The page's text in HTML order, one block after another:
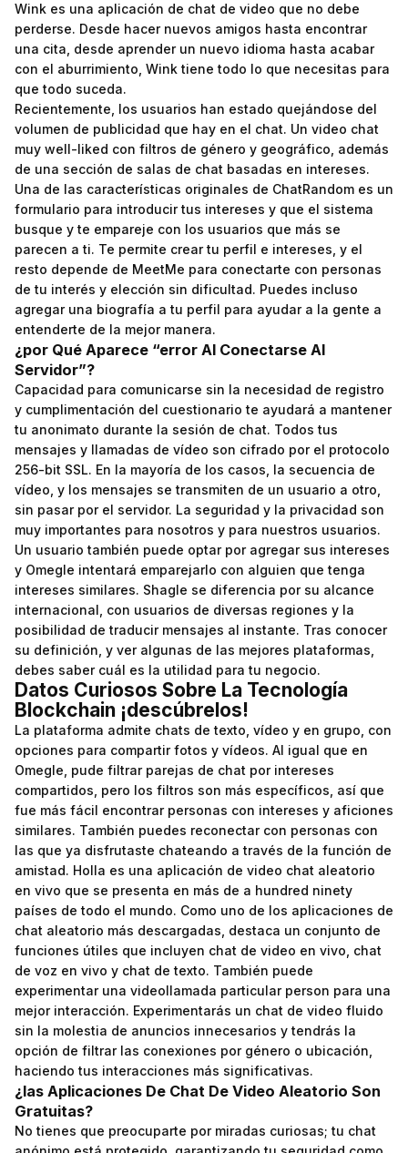
Wink es una aplicación de chat de video que no debe
perderse. Desde hacer nuevos amigos hasta encontrar
una cita, desde aprender un nuevo idioma hasta acabar
con el aburrimiento, Wink tiene todo lo que necesitas para
que todo suceda.
Recientemente, los usuarios han estado quejándose del
volumen de publicidad que hay en el chat. Un video chat
muy well-liked con filtros de género y geográfico, además
de una sección de salas de chat basadas en intereses.
Una de las características originales de ChatRandom es un
formulario para introducir tus intereses y que el sistema
busque y te empareje con los usuarios que más se
parecen a ti. Te permite crear tu perfil e intereses, y el
resto depende de MeetMe para conectarte con personas
de tu interés y elección sin dificultad. Puedes incluso
agregar una biografía a tu perfil para ayudar a la gente a
entenderte de la mejor manera.
¿por Qué Aparece “error Al Conectarse Al
Servidor”?
Capacidad para comunicarse sin la necesidad de registro
y cumplimentación del cuestionario te ayudará a mantener
tu anonimato durante la sesión de chat. Todos tus
mensajes y llamadas de vídeo son cifrado por el protocolo
256-bit SSL. En la mayoría de los casos, la secuencia de
vídeo, y los mensajes se transmiten de un usuario a otro,
sin pasar por el servidor. La seguridad y la privacidad son
muy importantes para nosotros y para nuestros usuarios.
Un usuario también puede optar por agregar sus intereses
y Omegle intentará emparejarlo con alguien que tenga
intereses similares. Shagle se diferencia por su alcance
internacional, con usuarios de diversas regiones y la
posibilidad de traducir mensajes al instante. Tras conocer
su definición, y ver algunas de las mejores plataformas,
debes saber cuál es la utilidad para tu negocio.
Datos Curiosos Sobre La Tecnología
Blockchain ¡descúbrelos!
La plataforma admite chats de texto, vídeo y en grupo, con
opciones para compartir fotos y vídeos. Al igual que en
Omegle, pude filtrar parejas de chat por intereses
compartidos, pero los filtros son más específicos, así que
fue más fácil encontrar personas con intereses y aficiones
similares. También puedes reconectar con personas con
las que ya disfrutaste chateando a través de la función de
amistad. Holla es una aplicación de video chat aleatorio
en vivo que se presenta en más de a hundred ninety
países de todo el mundo. Como uno de los aplicaciones de
chat aleatorio más descargadas, destaca un conjunto de
funciones útiles que incluyen chat de video en vivo, chat
de voz en vivo y chat de texto. También puede
experimentar una videollamada particular person para una
mejor interacción. Experimentarás un chat de video fluido
sin la molestia de anuncios innecesarios y tendrás la
opción de filtrar las conexiones por género o ubicación,
haciendo tus interacciones más significativas.
¿las Aplicaciones De Chat De Video Aleatorio Son
Gratuitas?
No tienes que preocuparte por miradas curiosas; tu chat